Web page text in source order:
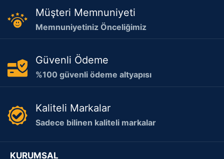
Müşteri Memnuniyeti
Memnuniyetiniz Önceliğimiz
Güvenli Ödeme
%100 güvenli ödeme altyapısı
Kaliteli Markalar
Sadece bilinen kaliteli markalar
KURUMSAL